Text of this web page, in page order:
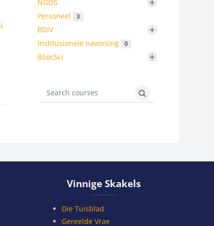
NGOS
Personeel 3
BDIV +
Institusionele navorsing 0
BSocSci +
Search courses
Search courses
Vinnige Skakels
Die Tuisblad
Gereelde Vrae